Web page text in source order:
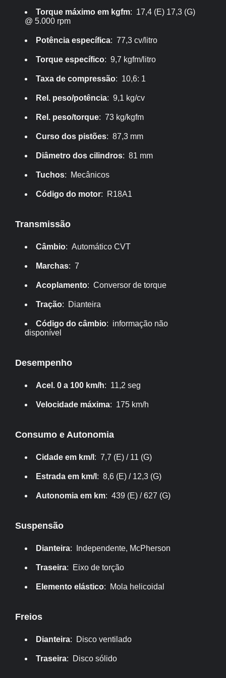
Torque máximo em kgfm: 17,4 (E) 17,3 (G)
@ 5.000 rpm
Potência específica: 77,3 cv/litro
Torque específico: 9,7 kgfm/litro
Taxa de compressão: 10,6: 1
Rel. peso/potência: 9,1 kg/cv
Rel. peso/torque: 73 kg/kgfm
Curso dos pistões: 87,3 mm
Diâmetro dos cilindros: 81 mm
Tuchos: Mecânicos
Código do motor: R18A1
Transmissão
Câmbio: Automático CVT
Marchas: 7
Acoplamento: Conversor de torque
Tração: Dianteira
Código do câmbio: informação não
disponível
Desempenho
Acel. 0 a 100 km/h: 11,2 seg
Velocidade máxima: 175 km/h
Consumo e Autonomia
Cidade em km/l : 7,7 (E) / 11 (G)
Estrada em km/l : 8,6 (E) / 12,3 (G)
Autonomia em km: 439 (E) / 627 (G)
Suspensão
Dianteira: Independente, McPherson
Traseira: Eixo de torção
Elemento elástico: Mola helicoidal
Freios
Dianteira: Disco ventilado
Traseira: Disco sólido